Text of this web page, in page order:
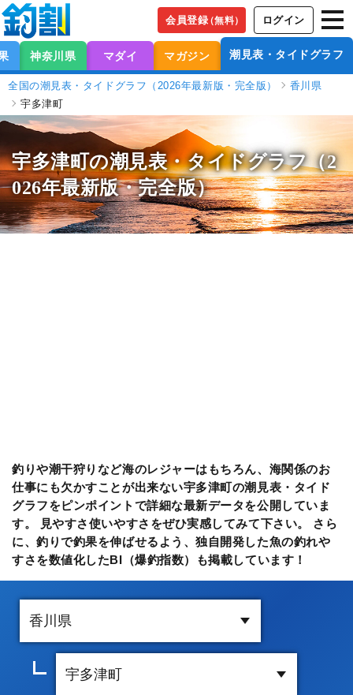
会員登録（無料） ログイン
神奈川県 マダイ マガジン 潮見表・タイドグラフ
全国の潮見表・タイドグラフ（2026年最新版・完全版）
香川県
宇多津町
宇多津町の潮見表・タイドグラフ（2
026年最新版・完全版）
釣りや潮干狩りなど海のレジャーはもちろん、海関係のお
仕事にも欠かすことが出来ない宇多津町の潮見表・タイド
グラフをピンポイントで詳細な最新データを公開していま
す。 見やすさ使いやすさをぜひ実感してみて下さい。 さら
に、釣りで釣果を伸ばせるよう、独自開発した魚の釣れや
すさを数値化したBI（爆釣指数）も掲載しています！